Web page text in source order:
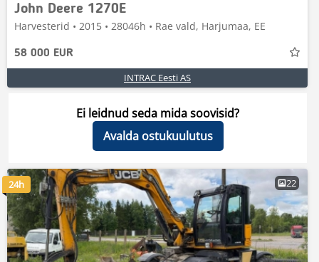
John Deere 1270E
Harvesterid • 2015 • 28046h • Rae vald, Harjumaa, EE
58 000 EUR
INTRAC Eesti AS
Ei leidnud seda mida soovisid?
Avalda ostukuulutus
22
24h